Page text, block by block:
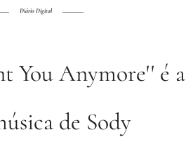
Diário Digital
You Anymore'' é a
de Sody